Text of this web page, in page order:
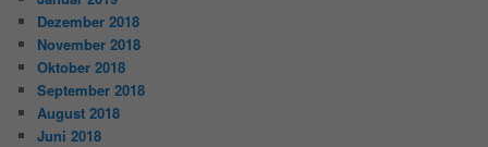
Dezember 2018
November 2018
Oktober 2018
September 2018
August 2018
Juni 2018